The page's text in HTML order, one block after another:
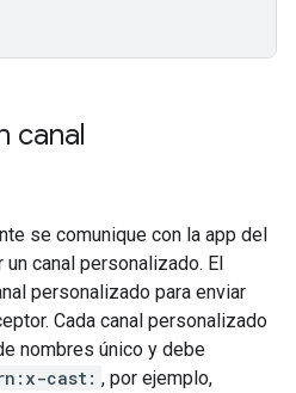
canal
se comunique con la app del
canal personalizado. El
personalizado para enviar
Cada canal personalizado
nombres único y debe
cast: , por ejemplo,